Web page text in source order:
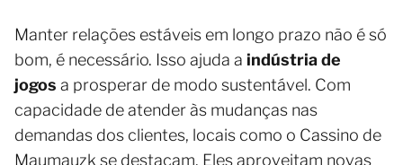
Manter relações estáveis em longo prazo não é só
bom, é necessário. Isso ajuda a indústria de
jogos a prosperar de modo sustentável. Com
capacidade de atender às mudanças nas
demandas dos clientes, locais como o Cassino de
Maumauzk se destacam. Eles aproveitam novas